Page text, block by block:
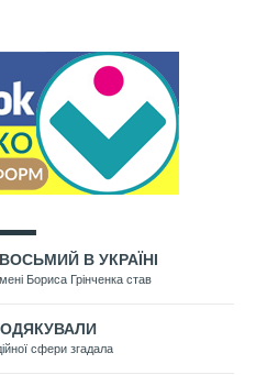
В УКРАЇНІ
Бориса Грінченка став
сфери згадала